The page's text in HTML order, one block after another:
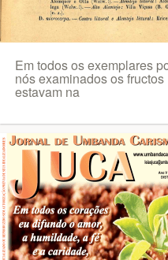
Em todos os exemplares
nós examinados os fructos
estavam na